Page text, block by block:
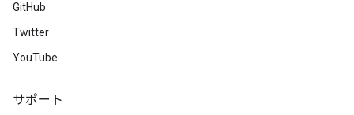
GitHub
Twitter
YouTube
サポート